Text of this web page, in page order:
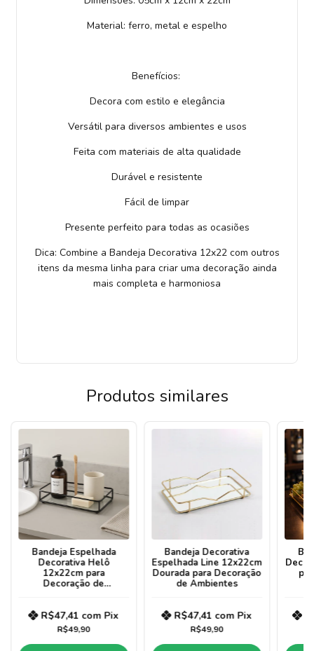
Material: ferro, metal e espelho
Benefícios:
Decora com estilo e elegância
Versátil para diversos ambientes e usos
Feita com materiais de alta qualidade
Durável e resistente
Fácil de limpar
Presente perfeito para todas as ocasiões
Dica: Combine a Bandeja Decorativa 12x22 com outros
itens da mesma linha para criar uma decoração ainda
mais completa e harmoniosa
Produtos similares
Bandeja Espelhada
Decorativa Helô
12x22cm para
Decoração de
R$49,90
R$47,41 com Pix
Bandeja Decorativa
Espelhada Line 12x22cm
Dourada para Decoração
de Ambientes
R$49,90
R$47,41 com Pix